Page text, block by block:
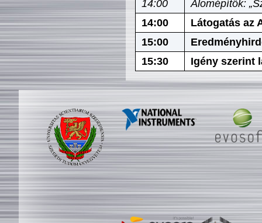
14:00
Álomépítők:
14:00
Látogatás az
15:00
15:30
Igény szerint